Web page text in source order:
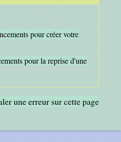
pour créer votre
pour la reprise d'une
une erreur sur cette page